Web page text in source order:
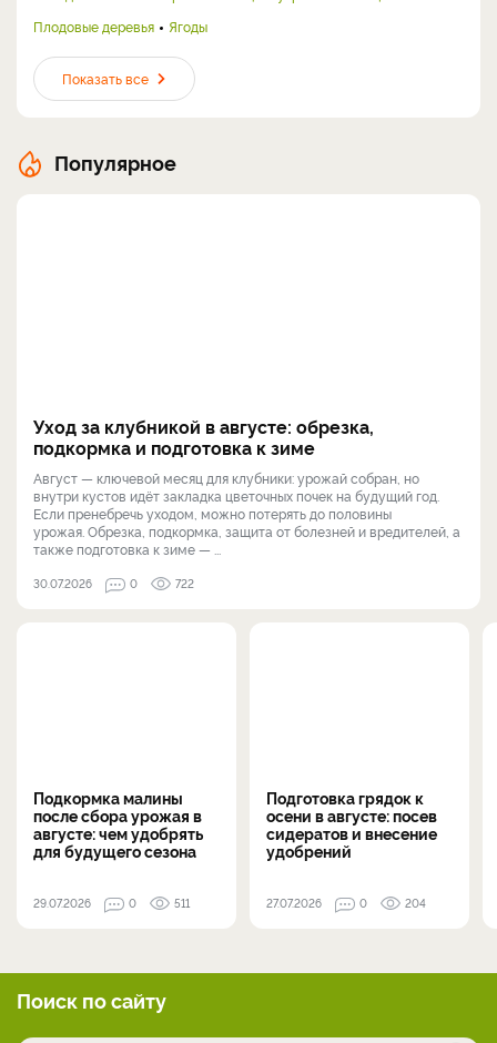
Плодовые деревья
Ягоды
Показать все
Популярное
Уход за клубникой в августе: обрезка,
подкормка и подготовка к зиме
Август — ключевой месяц для клубники: урожай собран, но
внутри кустов идёт закладка цветочных почек на будущий год.
Если пренебречь уходом, можно потерять до половины
урожая. Обрезка, подкормка, защита от болезней и вредителей, а
также подготовка к зиме — ...
30.07.2026 0 722
Подкормка малины
после сбора урожая в
августе: чем удобрять
для будущего сезона
29.07.2026 0 511
Подготовка грядок к
осени в августе: посев
сидератов и внесение
удобрений
27.07.2026 0 204
Поиск по сайту